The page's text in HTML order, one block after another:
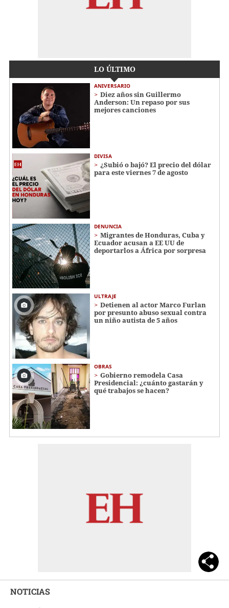
LO ÚLTIMO
ANIVERSARIO
Diez años sin Guillermo
Anderson: Un repaso por sus
mejores canciones
DIVISA
¿Subió o bajó? El precio del dólar
para este viernes 7 de agosto
DENUNCIA
Migrantes de Honduras, Cuba y
Ecuador acusan a EE UU de
deportarlos a África por sorpresa
ULTRAJE
Detienen al actor Marco Furlan
por presunto abuso sexual contra
un niño autista de 5 años
OBRAS
Gobierno remodela Casa
Presidencial: ¿cuánto gastarán y
qué trabajos se hacen?
NOTICIAS